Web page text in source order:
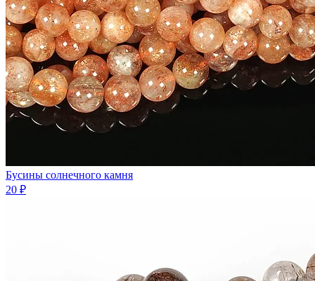
Бусины солнечного камня
20 ₽